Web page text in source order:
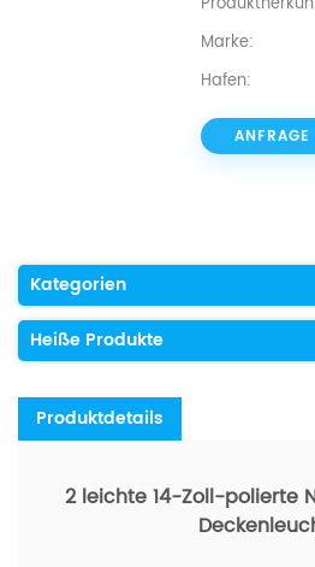
Marke:
Hafen:
Kategorien
Heiße Produkte
Produktdetails
2 leichte 14-Zoll-polierte